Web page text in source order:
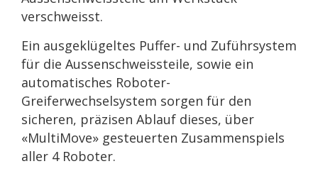
verschweisst.
Ein ausgeklügeltes Puffer- und Zuführsystem
für die Aussenschweissteile, sowie ein
automatisches Roboter-
Greiferwechselsystem sorgen für den
sicheren, präzisen Ablauf dieses, über
«MultiMove» gesteuerten Zusammenspiels
aller 4 Roboter.